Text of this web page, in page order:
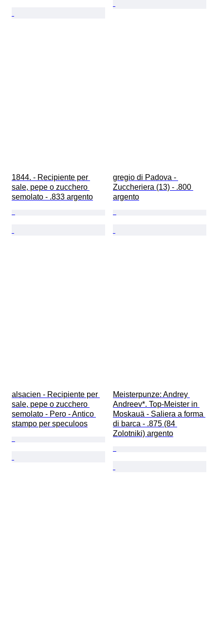
1844. - Recipiente per
sale, pepe o zucchero
semolato - .833 argento
gregio di Padova -
Zuccheriera (13) - .800
argento
alsacien - Recipiente per
sale, pepe o zucchero
semolato - Pero - Antico
stampo per speculoos
Meisterpunze: Andrey
Andreev*. Top-Meister in
Moskauä - Saliera a forma
di barca - .875 (84
Zolotniki) argento